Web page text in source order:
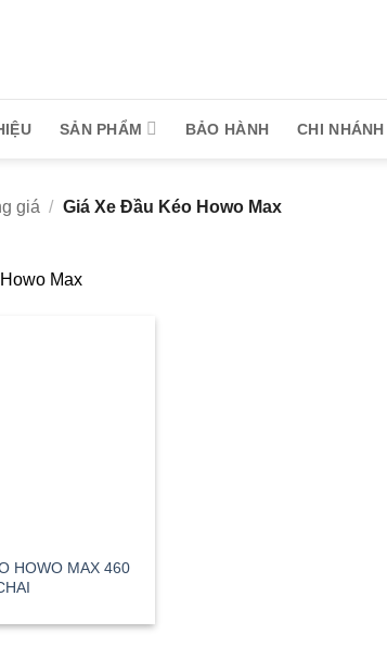
SẢN PHẨM BẢO HÀNH CHI NHÁNH
giá / Giá Xe Đầu Kéo Howo Max
Max
HOWO MAX 460